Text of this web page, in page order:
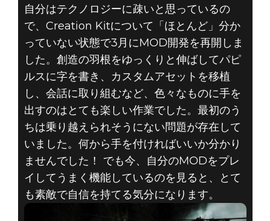
自分はテクノロジーに疎いと思っているの
で、Creation Kitについて「ほとんど」分か
っていない状態で3月にMOD開発を再開しま
した。創造の羽根をゆっくりと伸ばしてパピ
ルスに字を書き、カスタムアセットを移植
し、会話に取り組むなど、色々なものに手を
出すのはとても楽しい作業でした。最初のう
ちは乗り越えられそうにない問題が存在して
いました。何から手を付ければいいか分かり
ませんでした！ でも今、自分のMODをプレ
イしてうまく機能しているのを見ると、とて
も素敵で自信を持てる気分になります。